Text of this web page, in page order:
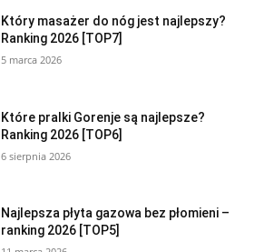
Który masażer do nóg jest najlepszy?
Ranking 2026 [TOP7]
5 marca 2026
Które pralki Gorenje są najlepsze?
Ranking 2026 [TOP6]
6 sierpnia 2026
Najlepsza płyta gazowa bez płomieni –
ranking 2026 [TOP5]